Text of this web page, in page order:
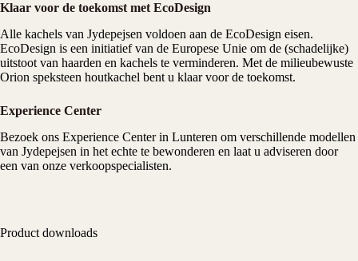
Klaar voor de toekomst met EcoDesign
Alle kachels van Jydepejsen voldoen aan de EcoDesign eisen.
EcoDesign is een initiatief van de Europese Unie om de (schadelijke)
uitstoot van haarden en kachels te verminderen. Met de milieubewuste
Orion speksteen houtkachel bent u klaar voor de toekomst.
Experience Center
Bezoek ons Experience Centerin Lunteren om verschillende modellen
van Jydepejsen in het echte te bewonderen en laat u adviseren door
een van onze verkoopspecialisten.
Product downloads